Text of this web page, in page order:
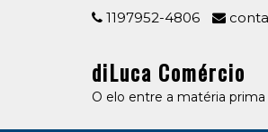
1197952-4806
diLuca Comércio
O elo entre a matéria